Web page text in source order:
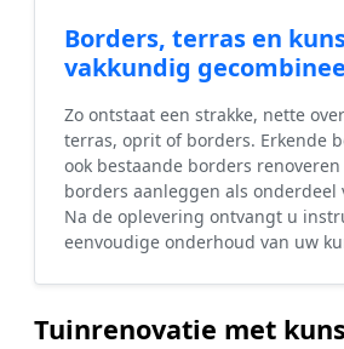
Borders, terras en
vakkundig
Zo ontstaat een strakke, nette
terras, oprit of borders. Erkende
ook bestaande borders
borders aanleggen als onderdeel
Na de oplevering ontvangt u
eenvoudige onderhoud van uw
Tuinrenovatie met